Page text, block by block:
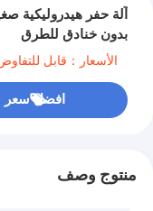
بدون خنادق للطرق
الأسعار：قابل
افضل سعر
منتوج وصف